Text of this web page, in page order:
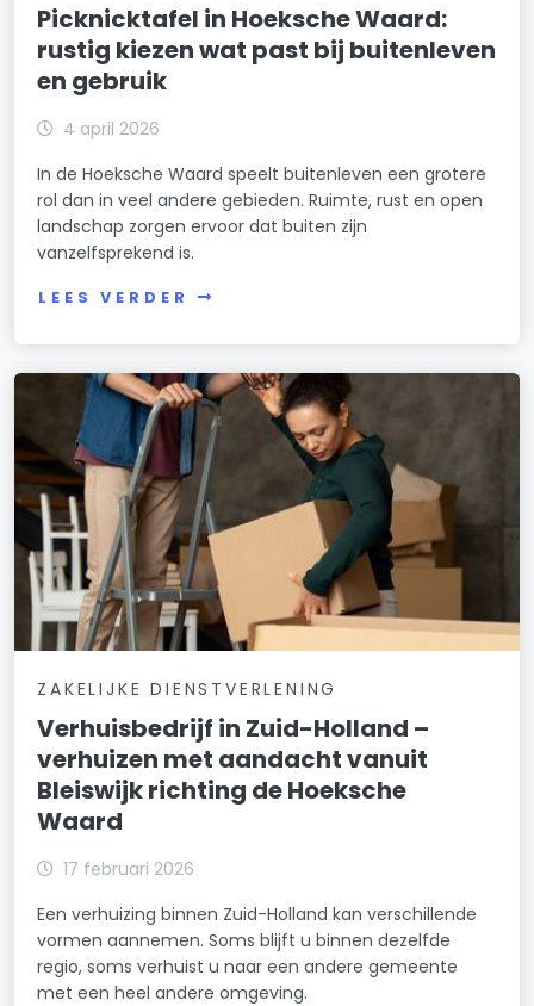
Picknicktafel in Hoeksche Waard:
rustig kiezen wat past bij buitenleven
en gebruik
4 april 2026
In de Hoeksche Waard speelt buitenleven een grotere
rol dan in veel andere gebieden. Ruimte, rust en open
landschap zorgen ervoor dat buiten zijn
vanzelfsprekend is.
LEES VERDER
ZAKELIJKE DIENSTVERLENING
Verhuisbedrijf in Zuid-Holland –
verhuizen met aandacht vanuit
Bleiswijk richting de Hoeksche
Waard
17 februari 2026
Een verhuizing binnen Zuid-Holland kan verschillende
vormen aannemen. Soms blijft u binnen dezelfde
regio, soms verhuist u naar een andere gemeente
met een heel andere omgeving.